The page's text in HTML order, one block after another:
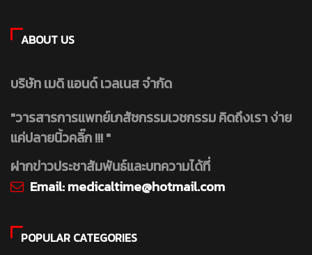
ABOUT US
บริษัท เมดิ แอนด์ เวลเนส จำกัด
"วารสารการแพทย์เภสัชกรรมเวชกรรม คิดถึงเรา ง่าย
แค่ปลายนิ้วคลิ๊ก !!! "
ฝากข่าวประชาสัมพันธ์และบทความได้ที่
Email:medicaltime@hotmail.com
POPULAR CATEGORIES